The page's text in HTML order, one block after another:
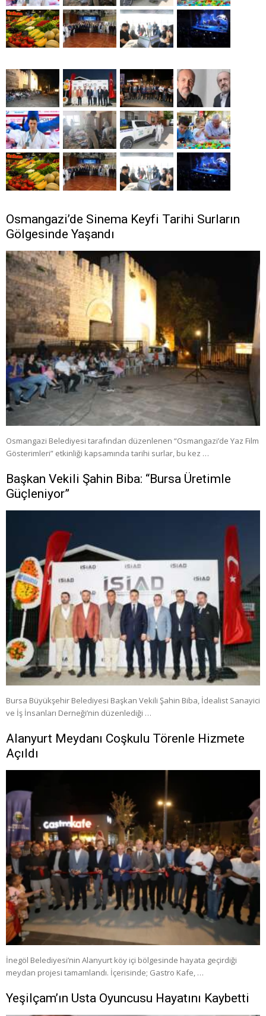
Osmangazi’de Sinema Keyfi Tarihi Surların
Gölgesinde Yaşandı
Osmangazi Belediyesi tarafından düzenlenen “Osmangazi’de Yaz Film
Gösterimleri” etkinliği kapsamında tarihi surlar, bu kez …
Başkan Vekili Şahin Biba: “Bursa Üretimle
Güçleniyor”
Bursa Büyükşehir Belediyesi Başkan Vekili Şahin Biba, İdealist Sanayici
ve İş İnsanları Derneği’nin düzenlediği …
Alanyurt Meydanı Coşkulu Törenle Hizmete
Açıldı
İnegöl Belediyesi’nin Alanyurt köy içi bölgesinde hayata geçirdiği
meydan projesi tamamlandı. İçerisinde; Gastro Kafe, …
Yeşilçam’ın Usta Oyuncusu Hayatını Kaybetti